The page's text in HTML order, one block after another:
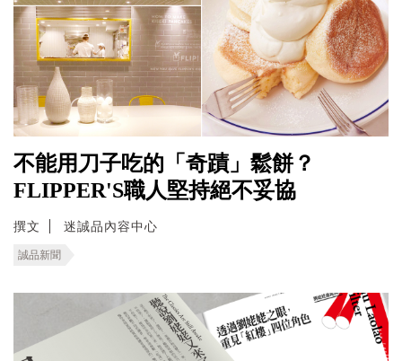
不能用刀子吃的「奇蹟」鬆餅？
FLIPPER'S職人堅持絕不妥協
撰文 迷誠品內容中心
誠品新聞